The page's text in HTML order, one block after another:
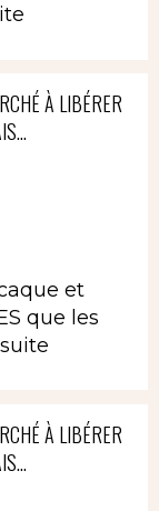
À LIBÉRER
et
que les
À LIBÉRER